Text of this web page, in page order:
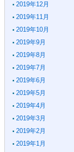
2019年12月
2019年11月
2019年10月
2019年9月
2019年8月
2019年7月
2019年6月
2019年5月
2019年4月
2019年3月
2019年2月
2019年1月